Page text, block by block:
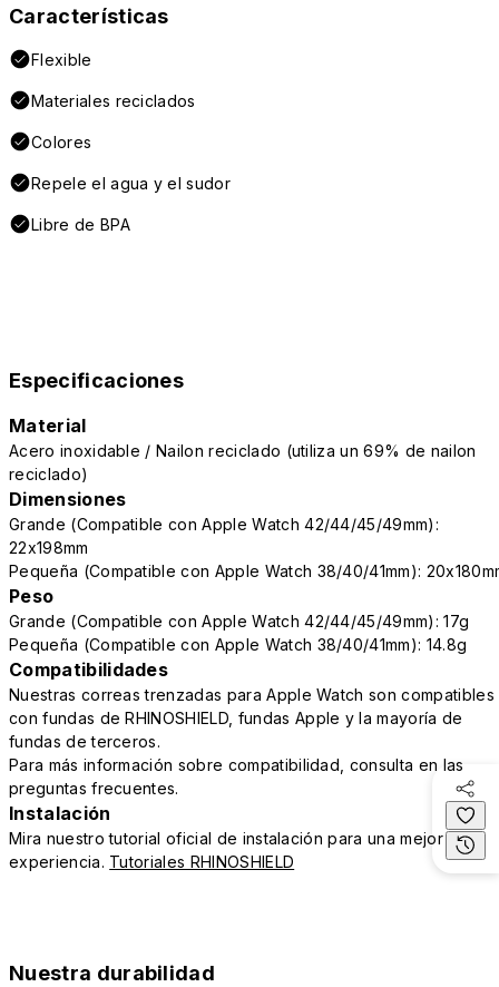
Características
Flexible
Materiales reciclados
Colores
Repele el agua y el sudor
Libre de BPA
Especificaciones
Material
Acero inoxidable / Nailon reciclado (utiliza un 69% de nailon
reciclado)
Dimensiones
Grande (Compatible con Apple Watch 42/44/45/49mm):
22x198mm
Pequeña (Compatible con Apple Watch 38/40/41mm):
Peso
Grande (Compatible con Apple Watch 42/44/45/49mm): 17g
Pequeña (Compatible con Apple Watch 38/40/41mm): 14.8g
Compatibilidades
Nuestras correas trenzadas para Apple Watch son compatibles
con fundas de RHINOSHIELD, fundas Apple y la mayoría de
fundas de terceros.
Para más información sobre compatibilidad, consulta en las
preguntas frecuentes.
Instalación
Mira nuestro tutorial oficial de instalación para una mejor
experiencia. Tutoriales RHINOSHIELD
Nuestra durabilidad